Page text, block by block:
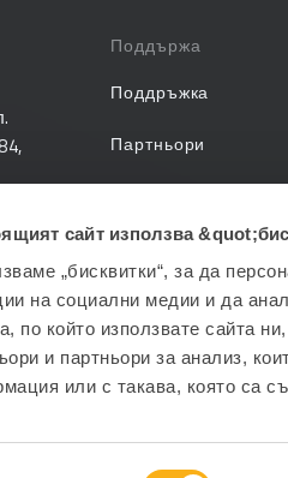
сайт използва
„бисквитки“, за да
на социални медии и да
по който използвате сайта
и партньори за анализ,
или с такава, която са
Поддържа
Поддръжка
Партньори
PANTHEON Обучения